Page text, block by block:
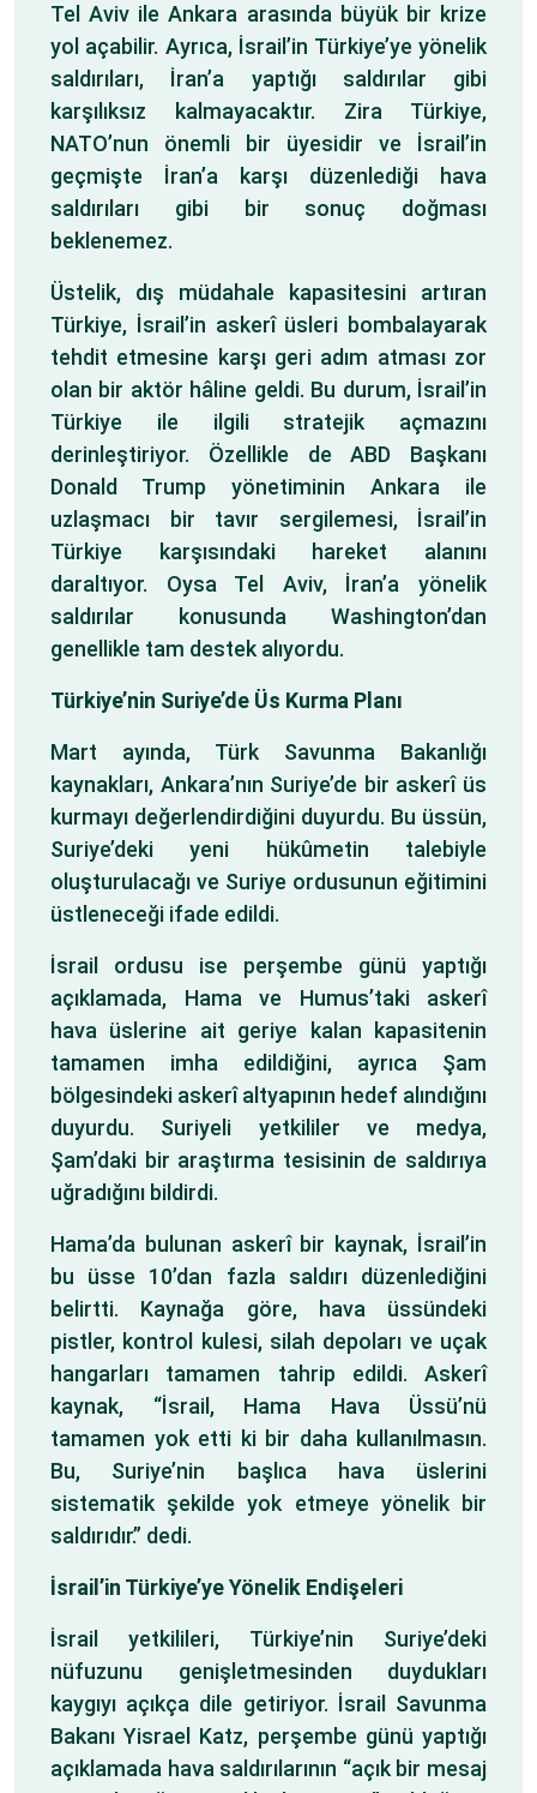
Tel Aviv ile Ankara arasında büyük bir krize
yol açabilir. Ayrıca, İsrail’in Türkiye’ye yönelik
saldırıları, İran’a yaptığı saldırılar gibi
karşılıksız kalmayacaktır. Zira Türkiye,
NATO’nun önemli bir üyesidir ve İsrail’in
geçmişte İran’a karşı düzenlediği hava
saldırıları gibi bir sonuç doğması
beklenemez.
Üstelik, dış müdahale kapasitesini artıran
Türkiye, İsrail’in askerî üsleri bombalayarak
tehdit etmesine karşı geri adım atması zor
olan bir aktör hâline geldi. Bu durum, İsrail’in
Türkiye ile ilgili stratejik açmazını
derinleştiriyor. Özellikle de ABD Başkanı
Donald Trump yönetiminin Ankara ile
uzlaşmacı bir tavır sergilemesi, İsrail’in
Türkiye karşısındaki hareket alanını
daraltıyor. Oysa Tel Aviv, İran’a yönelik
saldırılar konusunda Washington’dan
genellikle tam destek alıyordu.
Türkiye’nin Suriye’de Üs Kurma Planı
Mart ayında, Türk Savunma Bakanlığı
kaynakları, Ankara’nın Suriye’de bir askerî üs
kurmayı değerlendirdiğini duyurdu. Bu üssün,
Suriye’deki yeni hükûmetin talebiyle
oluşturulacağı ve Suriye ordusunun eğitimini
üstleneceği ifade edildi.
İsrail ordusu ise perşembe günü yaptığı
açıklamada, Hama ve Humus’taki askerî
hava üslerine ait geriye kalan kapasitenin
tamamen imha edildiğini, ayrıca Şam
bölgesindeki askerî altyapının hedef alındığını
duyurdu. Suriyeli yetkililer ve medya,
Şam’daki bir araştırma tesisinin de saldırıya
uğradığını bildirdi.
Hama’da bulunan askerî bir kaynak, İsrail’in
bu üsse 10’dan fazla saldırı düzenlediğini
belirtti. Kaynağa göre, hava üssündeki
pistler, kontrol kulesi, silah depoları ve uçak
hangarları tamamen tahrip edildi. Askerî
kaynak, “İsrail, Hama Hava Üssü’nü
tamamen yok etti ki bir daha kullanılmasın.
Bu, Suriye’nin başlıca hava üslerini
sistematik şekilde yok etmeye yönelik bir
saldırıdır.” dedi.
İsrail’in Türkiye’ye Yönelik Endişeleri
İsrail yetkilileri, Türkiye’nin Suriye’deki
nüfuzunu genişletmesinden duydukları
kaygıyı açıkça dile getiriyor. İsrail Savunma
Bakanı Yisrael Katz, perşembe günü yaptığı
açıklamada hava saldırılarının “açık bir mesaj